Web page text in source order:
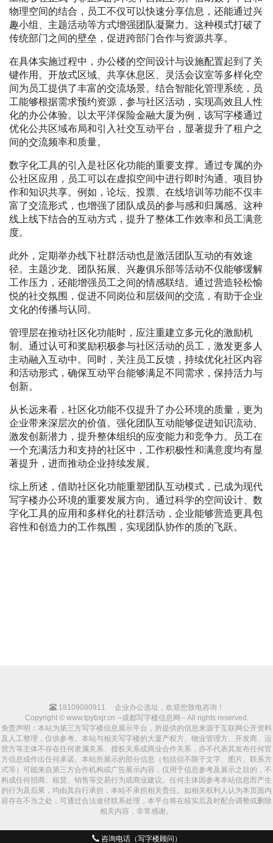
物理空间的结合，员工不仅可以快速分享信息，还能通过兴
趣小组、主题活动等方式增强团队凝聚力。这种模式打破了
传统部门之间的壁垒，促进跨部门合作与资源共享。
在具体实施过程中，办公楼的空间设计与设施配置起到了关
键作用。开放式区域、共享休息区、灵活会议室等多样化空
间为员工提供了丰富的交流场景。结合智能化管理系统，员
工能够根据需求预约资源，参与社区活动，实现高效且人性
化的办公体验。以太平洋保险金融大厦为例，该写字楼通过
优化公共区域布局和引入社交互动平台，显著提升了租户之
间的交流频率和质量。
数字化工具的引入是社区化功能的重要支撑。通过专属的办
公社区应用，员工可以在虚拟空间中进行即时沟通、项目协
作和知识共享。例如，论坛、投票、在线培训等功能不仅丰
富了交流形式，也增强了团队成员的参与感和归属感。这种
线上线下结合的互动方式，提升了整体工作效率和员工满意
度。
此外，定期举办线下社群活动也是激活团队互动的有效途
径。主题沙龙、团队拓展、兴趣俱乐部等活动不仅能够缓解
工作压力，还能增强员工之间的情感联结。通过营造轻松愉
悦的社交氛围，促进不同岗位和层级间的交流，有助于企业
文化的传播与认同。
管理层在推动社区化功能时，应注重建立多元化的激励机
制。通过认可和奖励积极参与社区活动的员工，激发更多人
主动融入互动中。同时，关注员工反馈，持续优化社区内容
和活动形式，确保互动平台能够满足不同需求，保持活力与
创新。
从长远来看，社区化功能不仅提升了办公环境的质量，更为
企业带来深层次的价值。强化团队互动能够促进知识流动、
激发创新潜力，提升整体组织的应变能力和竞争力。员工在
一个充满活力和支持的社区中，工作积极性和满意度均有显
著提升，进而推动企业持续发展。
综上所述，借助社区化功能重塑团队互动模式，已成为现代
写字楼办公环境的重要发展方向。通过科学的空间设计、数
字化工具的应用和多样化的社群活动，企业能够营造更具包
容性和创造力的工作氛围，实现团队协作的质的飞跃。
18109080911
企业办公选址，欢迎您致电咨询！
Copyright © www.tpybxjr.cn --成都写字楼信息网-- All rights reserved.
免责声明：本站为第三方写字楼信息展示平台，所提供的信息来源于互联网公开资料
及人工整理，仅供参考。本站与相关写字楼的大厦产权方、物业管理方、开发商、运
营方等主体不存在任何隶属关系、授权关系或商业合作关系，亦不代表其发布任何官
方信息或作出任何承诺。本站所展示的部分信息（包括但不限于文字、图片、联系方
式等）可能来自第三方合作机构或广告展示内容，仅用于信息参考及展示之目的，不
构成任何招商、租赁、销售等交易行为或商业建议。任何主体因参考本站信息而产生
的行为及后果，均由其自行承担，本站不承担相关责任。如相关权利人认为本页面内
容存在不当之处，可通过合法途径联系处理，本平台将在核实后及时配合调整或删除
相关内容，非常感谢。
咨询电话（写字楼顾问）